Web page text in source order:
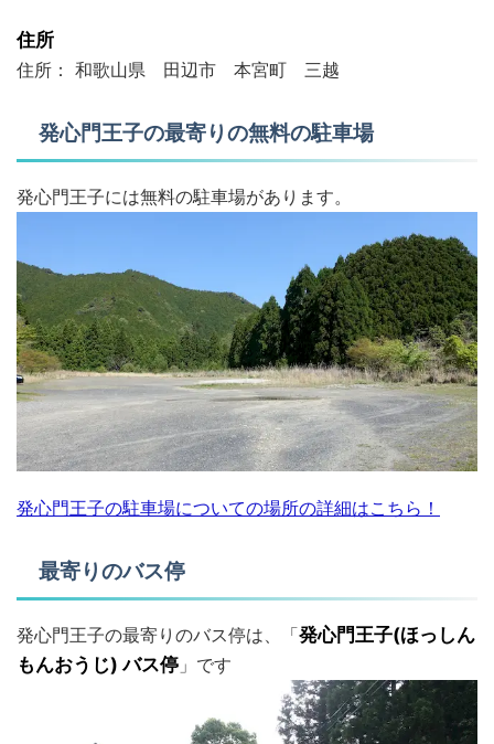
住所
住所： 和歌山県 田辺市 本宮町 三越
発心門王子の最寄りの無料の駐車場
発心門王子には無料の駐車場があります。
発心門王子の駐車場についての場所の詳細はこちら！
最寄りのバス停
発心門王子の最寄りのバス停は、「発心門王子(ほっしん
もんおうじ) バス停 」です